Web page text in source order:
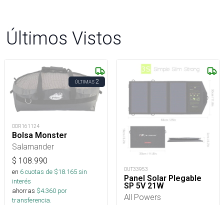
Últimos Vistos
ÚLTIMAS2
ODR161124
Bolsa Monster
Salamander
$ 108.990
en 6cuotas de $18.165sin
interés
ahorras $4.360 por
transferencia.
OUT33953
Panel Solar Plegable
SP 5V 21W
All Powers